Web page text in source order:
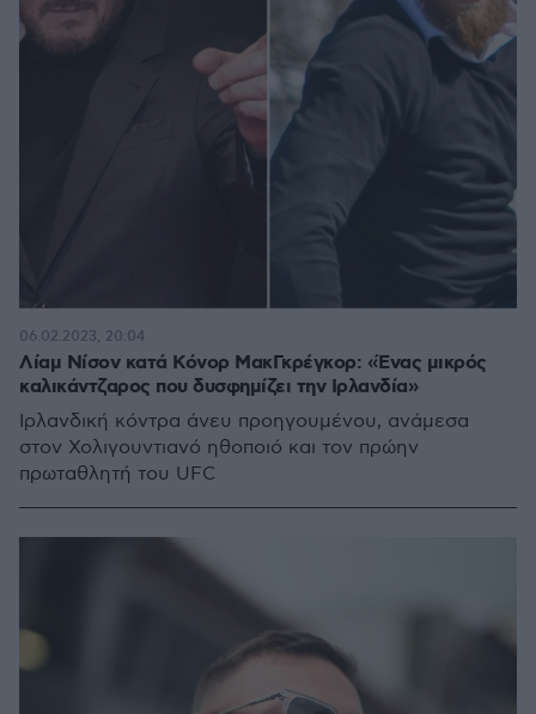
Λίαμ Νίσον κατά Κόνορ ΜακΓκρέγκορ: «Ένας μικρός
καλικάντζαρος που δυσφημίζει την Ιρλανδία»
Ιρλανδική κόντρα άνευ προηγουμένου, ανάμεσα
στον Χολιγουντιανό ηθοποιό και τον πρώην
πρωταθλητή του UFC
06.02.2023, 20:04